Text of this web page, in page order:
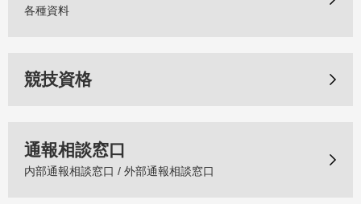
各種資料
競技資格
通報相談窓口
内部通報相談窓口 / 外部通報相談窓口